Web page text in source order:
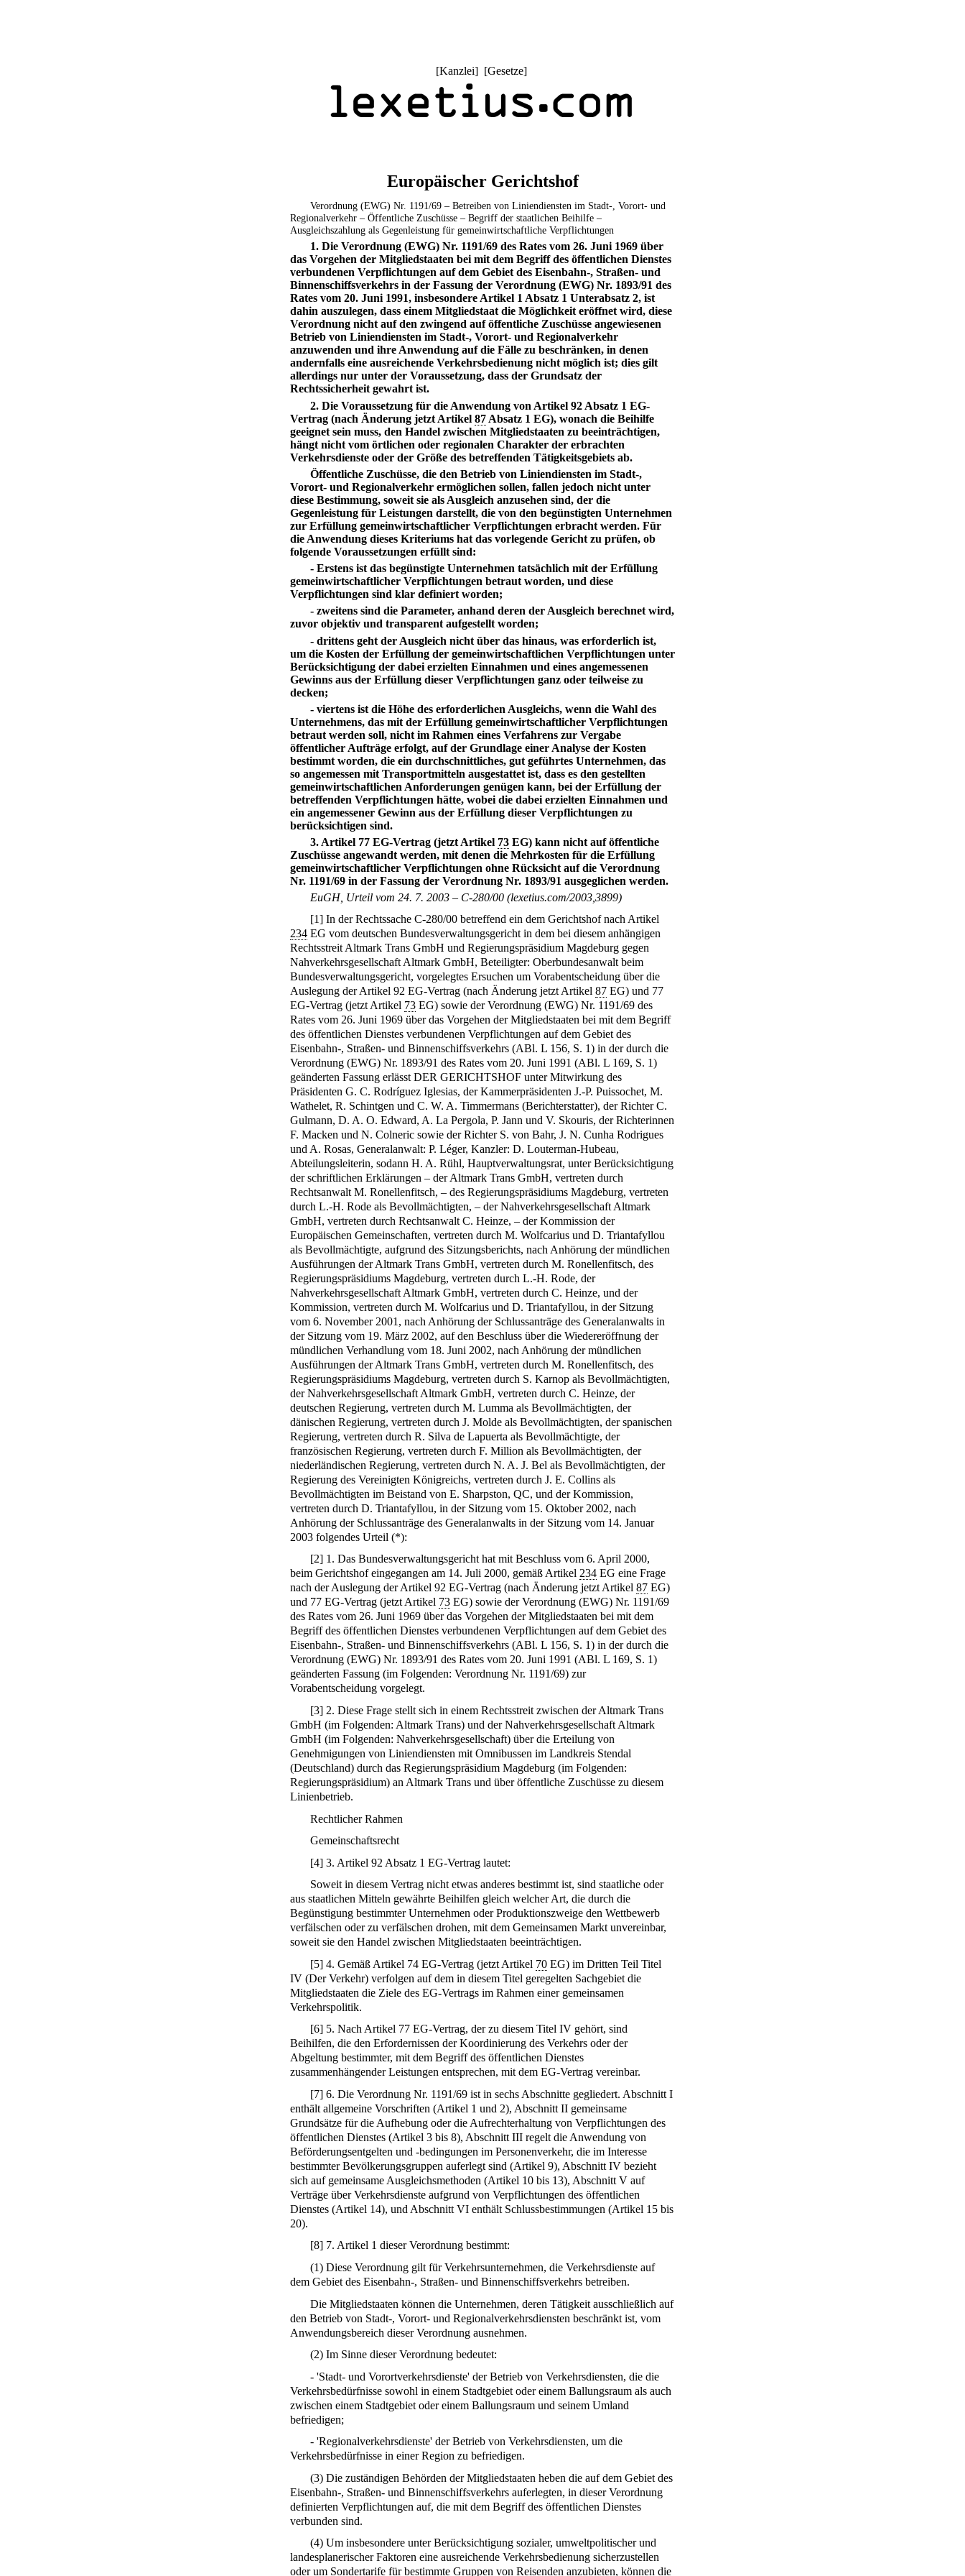
[Kanzlei] [Gesetze]
Europäischer Gerichtshof
Verordnung (EWG) Nr. 1191/69 – Betreiben von Liniendiensten im Stadt-, Vorort- und
Regionalverkehr – Öffentliche Zuschüsse – Begriff der staatlichen Beihilfe –
Ausgleichszahlung als Gegenleistung für gemeinwirtschaftliche Verpflichtungen
1. Die Verordnung (EWG) Nr. 1191/69 des Rates vom 26. Juni 1969 über
das Vorgehen der Mitgliedstaaten bei mit dem Begriff des öffentlichen Dienstes
verbundenen Verpflichtungen auf dem Gebiet des Eisenbahn-, Straßen- und
Binnenschiffsverkehrs in der Fassung der Verordnung (EWG) Nr. 1893/91 des
Rates vom 20. Juni 1991, insbesondere Artikel 1 Absatz 1 Unterabsatz 2, ist
dahin auszulegen, dass einem Mitgliedstaat die Möglichkeit eröffnet wird, diese
Verordnung nicht auf den zwingend auf öffentliche Zuschüsse angewiesenen
Betrieb von Liniendiensten im Stadt-, Vorort- und Regionalverkehr
anzuwenden und ihre Anwendung auf die Fälle zu beschränken, in denen
andernfalls eine ausreichende Verkehrsbedienung nicht möglich ist; dies gilt
allerdings nur unter der Voraussetzung, dass der Grundsatz der
Rechtssicherheit gewahrt ist.
2. Die Voraussetzung für die Anwendung von Artikel 92 Absatz 1 EG-
Vertrag (nach Änderung jetzt Artikel 87 Absatz 1 EG), wonach die Beihilfe
geeignet sein muss, den Handel zwischen Mitgliedstaaten zu beeinträchtigen,
hängt nicht vom örtlichen oder regionalen Charakter der erbrachten
Verkehrsdienste oder der Größe des betreffenden Tätigkeitsgebiets ab.
Öffentliche Zuschüsse, die den Betrieb von Liniendiensten im Stadt-,
Vorort- und Regionalverkehr ermöglichen sollen, fallen jedoch nicht unter
diese Bestimmung, soweit sie als Ausgleich anzusehen sind, der die
Gegenleistung für Leistungen darstellt, die von den begünstigten Unternehmen
zur Erfüllung gemeinwirtschaftlicher Verpflichtungen erbracht werden. Für
die Anwendung dieses Kriteriums hat das vorlegende Gericht zu prüfen, ob
folgende Voraussetzungen erfüllt sind:
- Erstens ist das begünstigte Unternehmen tatsächlich mit der Erfüllung
gemeinwirtschaftlicher Verpflichtungen betraut worden, und diese
Verpflichtungen sind klar definiert worden;
- zweitens sind die Parameter, anhand deren der Ausgleich berechnet wird,
zuvor objektiv und transparent aufgestellt worden;
- drittens geht der Ausgleich nicht über das hinaus, was erforderlich ist,
um die Kosten der Erfüllung der gemeinwirtschaftlichen Verpflichtungen unter
Berücksichtigung der dabei erzielten Einnahmen und eines angemessenen
Gewinns aus der Erfüllung dieser Verpflichtungen ganz oder teilweise zu
decken;
- viertens ist die Höhe des erforderlichen Ausgleichs, wenn die Wahl des
Unternehmens, das mit der Erfüllung gemeinwirtschaftlicher Verpflichtungen
betraut werden soll, nicht im Rahmen eines Verfahrens zur Vergabe
öffentlicher Aufträge erfolgt, auf der Grundlage einer Analyse der Kosten
bestimmt worden, die ein durchschnittliches, gut geführtes Unternehmen, das
so angemessen mit Transportmitteln ausgestattet ist, dass es den gestellten
gemeinwirtschaftlichen Anforderungen genügen kann, bei der Erfüllung der
betreffenden Verpflichtungen hätte, wobei die dabei erzielten Einnahmen und
ein angemessener Gewinn aus der Erfüllung dieser Verpflichtungen zu
berücksichtigen sind.
3. Artikel 77 EG-Vertrag (jetzt Artikel 73 EG) kann nicht auf öffentliche
Zuschüsse angewandt werden, mit denen die Mehrkosten für die Erfüllung
gemeinwirtschaftlicher Verpflichtungen ohne Rücksicht auf die Verordnung
Nr. 1191/69 in der Fassung der Verordnung Nr. 1893/91 ausgeglichen werden.
EuGH, Urteil vom 24. 7. 2003 – C-280/00 (lexetius.com/2003,3899)
[1] In der Rechtssache C-280/00 betreffend ein dem Gerichtshof nach Artikel
234 EG vom deutschen Bundesverwaltungsgericht in dem bei diesem anhängigen
Rechtsstreit Altmark Trans GmbH und Regierungspräsidium Magdeburg gegen
Nahverkehrsgesellschaft Altmark GmbH, Beteiligter: Oberbundesanwalt beim
Bundesverwaltungsgericht, vorgelegtes Ersuchen um Vorabentscheidung über die
Auslegung der Artikel 92 EG-Vertrag (nach Änderung jetzt Artikel 87 EG) und 77
EG-Vertrag (jetzt Artikel 73 EG) sowie der Verordnung (EWG) Nr. 1191/69 des
Rates vom 26. Juni 1969 über das Vorgehen der Mitgliedstaaten bei mit dem Begriff
des öffentlichen Dienstes verbundenen Verpflichtungen auf dem Gebiet des
Eisenbahn-, Straßen- und Binnenschiffsverkehrs (ABl. L 156, S. 1) in der durch die
Verordnung (EWG) Nr. 1893/91 des Rates vom 20. Juni 1991 (ABl. L 169, S. 1)
geänderten Fassung erlässt DER GERICHTSHOF unter Mitwirkung des
Präsidenten G. C. Rodríguez Iglesias, der Kammerpräsidenten J.-P. Puissochet, M.
Wathelet, R. Schintgen und C. W. A. Timmermans (Berichterstatter), der Richter C.
Gulmann, D. A. O. Edward, A. La Pergola, P. Jann und V. Skouris, der Richterinnen
F. Macken und N. Colneric sowie der Richter S. von Bahr, J. N. Cunha Rodrigues
und A. Rosas, Generalanwalt: P. Léger, Kanzler: D. Louterman-Hubeau,
Abteilungsleiterin, sodann H. A. Rühl, Hauptverwaltungsrat, unter Berücksichtigung
der schriftlichen Erklärungen – der Altmark Trans GmbH, vertreten durch
Rechtsanwalt M. Ronellenfitsch, – des Regierungspräsidiums Magdeburg, vertreten
durch L.-H. Rode als Bevollmächtigten, – der Nahverkehrsgesellschaft Altmark
GmbH, vertreten durch Rechtsanwalt C. Heinze, – der Kommission der
Europäischen Gemeinschaften, vertreten durch M. Wolfcarius und D. Triantafyllou
als Bevollmächtigte, aufgrund des Sitzungsberichts, nach Anhörung der mündlichen
Ausführungen der Altmark Trans GmbH, vertreten durch M. Ronellenfitsch, des
Regierungspräsidiums Magdeburg, vertreten durch L.-H. Rode, der
Nahverkehrsgesellschaft Altmark GmbH, vertreten durch C. Heinze, und der
Kommission, vertreten durch M. Wolfcarius und D. Triantafyllou, in der Sitzung
vom 6. November 2001, nach Anhörung der Schlussanträge des Generalanwalts in
der Sitzung vom 19. März 2002, auf den Beschluss über die Wiedereröffnung der
mündlichen Verhandlung vom 18. Juni 2002, nach Anhörung der mündlichen
Ausführungen der Altmark Trans GmbH, vertreten durch M. Ronellenfitsch, des
Regierungspräsidiums Magdeburg, vertreten durch S. Karnop als Bevollmächtigten,
der Nahverkehrsgesellschaft Altmark GmbH, vertreten durch C. Heinze, der
deutschen Regierung, vertreten durch M. Lumma als Bevollmächtigten, der
dänischen Regierung, vertreten durch J. Molde als Bevollmächtigten, der spanischen
Regierung, vertreten durch R. Silva de Lapuerta als Bevollmächtigte, der
französischen Regierung, vertreten durch F. Million als Bevollmächtigten, der
niederländischen Regierung, vertreten durch N. A. J. Bel als Bevollmächtigten, der
Regierung des Vereinigten Königreichs, vertreten durch J. E. Collins als
Bevollmächtigten im Beistand von E. Sharpston, QC, und der Kommission,
vertreten durch D. Triantafyllou, in der Sitzung vom 15. Oktober 2002, nach
Anhörung der Schlussanträge des Generalanwalts in der Sitzung vom 14. Januar
2003 folgendes Urteil (*):
[2] 1. Das Bundesverwaltungsgericht hat mit Beschluss vom 6. April 2000,
beim Gerichtshof eingegangen am 14. Juli 2000, gemäß Artikel 234 EG eine Frage
nach der Auslegung der Artikel 92 EG-Vertrag (nach Änderung jetzt Artikel 87 EG)
und 77 EG-Vertrag (jetzt Artikel 73 EG) sowie der Verordnung (EWG) Nr. 1191/69
des Rates vom 26. Juni 1969 über das Vorgehen der Mitgliedstaaten bei mit dem
Begriff des öffentlichen Dienstes verbundenen Verpflichtungen auf dem Gebiet des
Eisenbahn-, Straßen- und Binnenschiffsverkehrs (ABl. L 156, S. 1) in der durch die
Verordnung (EWG) Nr. 1893/91 des Rates vom 20. Juni 1991 (ABl. L 169, S. 1)
geänderten Fassung (im Folgenden: Verordnung Nr. 1191/69) zur
Vorabentscheidung vorgelegt.
[3] 2. Diese Frage stellt sich in einem Rechtsstreit zwischen der Altmark Trans
GmbH (im Folgenden: Altmark Trans) und der Nahverkehrsgesellschaft Altmark
GmbH (im Folgenden: Nahverkehrsgesellschaft) über die Erteilung von
Genehmigungen von Liniendiensten mit Omnibussen im Landkreis Stendal
(Deutschland) durch das Regierungspräsidium Magdeburg (im Folgenden:
Regierungspräsidium) an Altmark Trans und über öffentliche Zuschüsse zu diesem
Linienbetrieb.
Rechtlicher Rahmen
Gemeinschaftsrecht
[4] 3. Artikel 92 Absatz 1 EG-Vertrag lautet:
Soweit in diesem Vertrag nicht etwas anderes bestimmt ist, sind staatliche oder
aus staatlichen Mitteln gewährte Beihilfen gleich welcher Art, die durch die
Begünstigung bestimmter Unternehmen oder Produktionszweige den Wettbewerb
verfälschen oder zu verfälschen drohen, mit dem Gemeinsamen Markt unvereinbar,
soweit sie den Handel zwischen Mitgliedstaaten beeinträchtigen.
[5] 4. Gemäß Artikel 74 EG-Vertrag (jetzt Artikel 70 EG) im Dritten Teil Titel
IV (Der Verkehr) verfolgen auf dem in diesem Titel geregelten Sachgebiet die
Mitgliedstaaten die Ziele des EG-Vertrags im Rahmen einer gemeinsamen
Verkehrspolitik.
[6] 5. Nach Artikel 77 EG-Vertrag, der zu diesem Titel IV gehört, sind
Beihilfen, die den Erfordernissen der Koordinierung des Verkehrs oder der
Abgeltung bestimmter, mit dem Begriff des öffentlichen Dienstes
zusammenhängender Leistungen entsprechen, mit dem EG-Vertrag vereinbar.
[7] 6. Die Verordnung Nr. 1191/69 ist in sechs Abschnitte gegliedert. Abschnitt I
enthält allgemeine Vorschriften (Artikel 1 und 2), Abschnitt II gemeinsame
Grundsätze für die Aufhebung oder die Aufrechterhaltung von Verpflichtungen des
öffentlichen Dienstes (Artikel 3 bis 8), Abschnitt III regelt die Anwendung von
Beförderungsentgelten und -bedingungen im Personenverkehr, die im Interesse
bestimmter Bevölkerungsgruppen auferlegt sind (Artikel 9), Abschnitt IV bezieht
sich auf gemeinsame Ausgleichsmethoden (Artikel 10 bis 13), Abschnitt V auf
Verträge über Verkehrsdienste aufgrund von Verpflichtungen des öffentlichen
Dienstes (Artikel 14), und Abschnitt VI enthält Schlussbestimmungen (Artikel 15 bis
20).
[8] 7. Artikel 1 dieser Verordnung bestimmt:
(1) Diese Verordnung gilt für Verkehrsunternehmen, die Verkehrsdienste auf
dem Gebiet des Eisenbahn-, Straßen- und Binnenschiffsverkehrs betreiben.
Die Mitgliedstaaten können die Unternehmen, deren Tätigkeit ausschließlich auf
den Betrieb von Stadt-, Vorort- und Regionalverkehrsdiensten beschränkt ist, vom
Anwendungsbereich dieser Verordnung ausnehmen.
(2) Im Sinne dieser Verordnung bedeutet:
- 'Stadt- und Vorortverkehrsdienste' der Betrieb von Verkehrsdiensten, die die
Verkehrsbedürfnisse sowohl in einem Stadtgebiet oder einem Ballungsraum als auch
zwischen einem Stadtgebiet oder einem Ballungsraum und seinem Umland
befriedigen;
- 'Regionalverkehrsdienste' der Betrieb von Verkehrsdiensten, um die
Verkehrsbedürfnisse in einer Region zu befriedigen.
(3) Die zuständigen Behörden der Mitgliedstaaten heben die auf dem Gebiet des
Eisenbahn-, Straßen- und Binnenschiffsverkehrs auferlegten, in dieser Verordnung
definierten Verpflichtungen auf, die mit dem Begriff des öffentlichen Dienstes
verbunden sind.
(4) Um insbesondere unter Berücksichtigung sozialer, umweltpolitischer und
landesplanerischer Faktoren eine ausreichende Verkehrsbedienung sicherzustellen
oder um Sondertarife für bestimmte Gruppen von Reisenden anzubieten, können die